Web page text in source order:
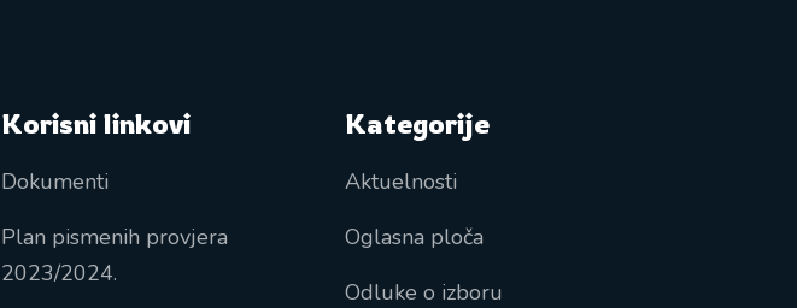
Korisni linkovi
Dokumenti
Plan pismenih provjera
2023/2024.
Kategorije
Aktuelnosti
Oglasna ploča
Odluke o izboru